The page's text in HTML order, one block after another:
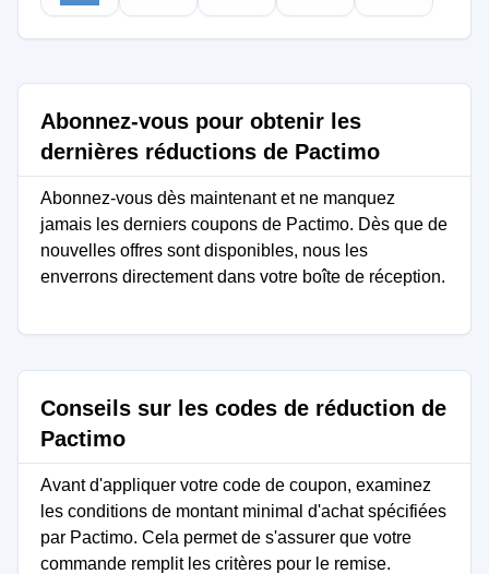
Abonnez-vous pour obtenir les
dernières réductions de Pactimo
Abonnez-vous dès maintenant et ne manquez
jamais les derniers coupons de Pactimo. Dès que de
nouvelles offres sont disponibles, nous les
enverrons directement dans votre boîte de réception.
Conseils sur les codes de réduction de
Pactimo
Avant d'appliquer votre code de coupon, examinez
les conditions de montant minimal d'achat spécifiées
par Pactimo. Cela permet de s'assurer que votre
commande remplit les critères pour le remise.